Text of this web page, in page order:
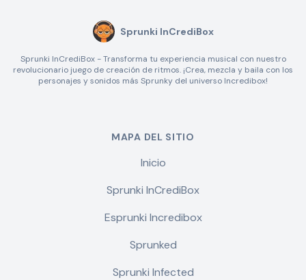
Sprunki InCrediBox
Sprunki InCrediBox - Transforma tu experiencia musical con nuestro
revolucionario juego de creación de ritmos. ¡Crea, mezcla y baila con los
personajes y sonidos más Sprunky del universo Incredibox!
MAPA DEL SITIO
Inicio
Sprunki InCrediBox
Esprunki Incredibox
Sprunked
Sprunki Infected